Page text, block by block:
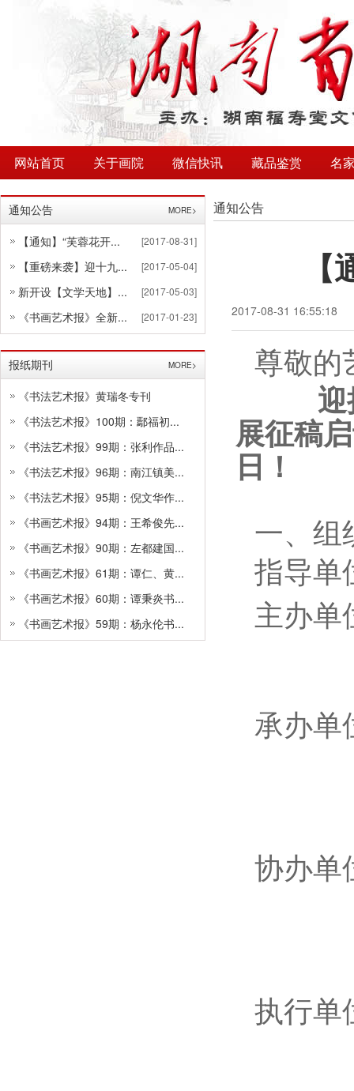
网站首页 关于画院 微信快讯 藏品鉴赏 名
通知公告 MORE>
【通知】“芙蓉花开... [2017-08-31]
【重磅来袭】迎十九... [2017-05-04]
新开设【文学天地】... [2017-05-03]
《书画艺术报》全新... [2017-01-23]
报纸期刊 MORE>
《书法艺术报》黄瑞冬专刊
《书法艺术报》100期：鄢福初...
《书法艺术报》99期：张利作品...
《书法艺术报》96期：南江镇美...
《书法艺术报》95期：倪文华作...
《书画艺术报》94期：王希俊先...
《书画艺术报》90期：左都建国...
《书画艺术报》61期：谭仁、黄...
《书画艺术报》60期：谭秉炎书...
《书画艺术报》59期：杨永伦书...
通知公告
2017-08-31 16:55:18
尊敬的
展征稿
日！
一、组
指导单
主办单
承办单
协办单
执行单